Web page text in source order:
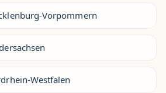
Vorpommern
Westfalen